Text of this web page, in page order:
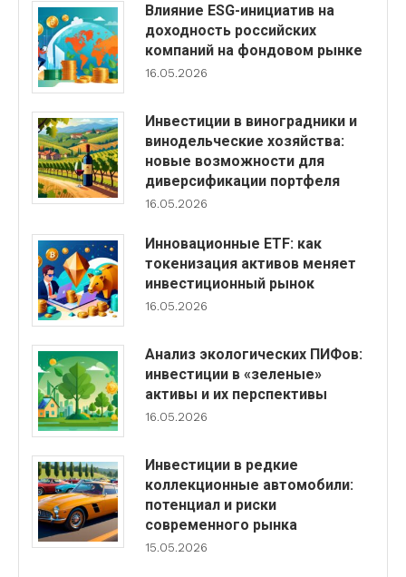
Влияние ESG-инициатив на
доходность российских
компаний на фондовом рынке
16.05.2026
Инвестиции в виноградники и
винодельческие хозяйства:
новые возможности для
диверсификации портфеля
16.05.2026
Инновационные ETF: как
токенизация активов меняет
инвестиционный рынок
16.05.2026
Анализ экологических ПИФов:
инвестиции в «зеленые»
активы и их перспективы
16.05.2026
Инвестиции в редкие
коллекционные автомобили:
потенциал и риски
современного рынка
15.05.2026